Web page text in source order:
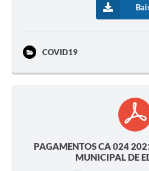
COVID19
PAGAMENTOS CA 024
MUNICIPAL DE